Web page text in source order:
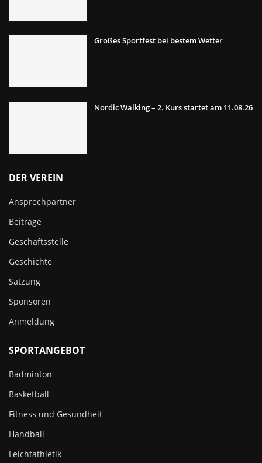
Großes Sportfest bei bestem Wetter
Nordic Walking – 2. Kurs startet am 11.08.26
DER VEREIN
Ansprechpartner
Beiträge
Geschäftsstelle
Geschichte
Satzung
Sponsoren
Anmeldung
SPORTANGEBOT
Badminton
Basketball
Fitness und Gesundheit
Handball
Leichtathletik